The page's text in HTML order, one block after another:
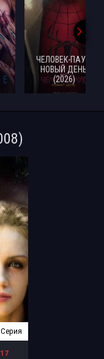
ЧЕЛОВЕК-ПАУК:
НОВЫЙ ДЕНЬ
(2026)
Серия
17